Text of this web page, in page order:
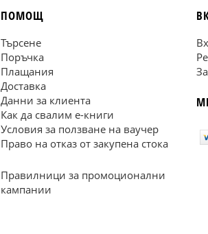
ПОМОЩ
Търсене
Поръчка
Плащания
Доставка
Данни за клиента
Как да свалим е-книги
Условия за ползване на ваучер
Право на отказ от закупена стока
Правилници за промоционални
кампании